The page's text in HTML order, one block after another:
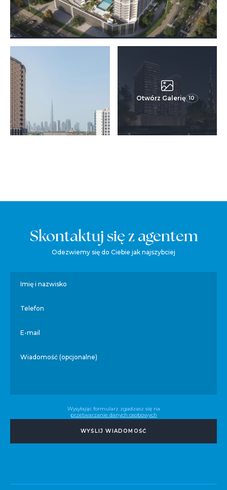
Otwórz Galerię 10
Skontaktuj się z agentem
Odezwiemy się do Ciebie jak najszybciej
Imię i nazwisko
Telefon
E-mail
Wiadomość (opcjonalne)
Wysyłając formularz zgadzasz się na
przetwarzanie danych osobowych
WYŚLIJ WIADOMOŚĆ